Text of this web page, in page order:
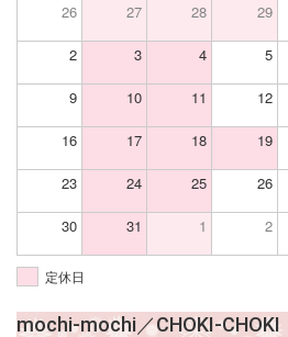
26 27 28 29
2 3 4 5
9 10 11 12
16 17 18 19
23 24 25 26
30 31 1 2
定休日
mochi-mochi／CHOKI-CHOKI